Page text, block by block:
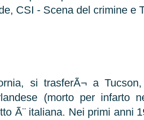
CSI - Scena del crimine e
si trasferÃ¬ a
(morto per infarto
Ã¨ italiana. Nei primi anni